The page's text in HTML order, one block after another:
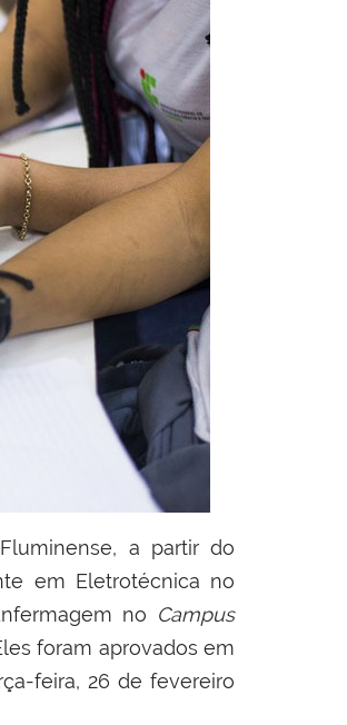
a partir do
em Eletrotécnica no
no Campus
foram aprovados em
feira, 26 de fevereiro